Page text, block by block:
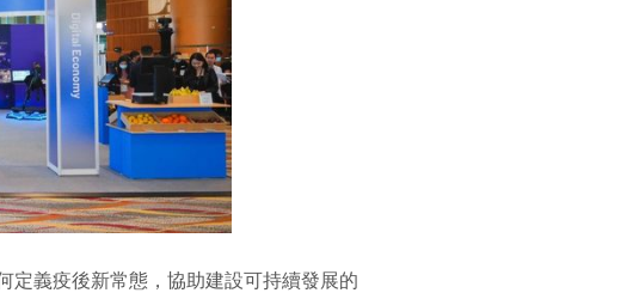
定義疫後新常態，協助建設可持續發展的